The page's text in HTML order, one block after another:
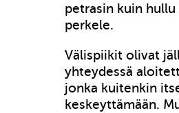
petrasin kuin hullu
perkele.
Välispiikit olivat
yhteydessä
jonka kuitenkin
keskeyttämään.